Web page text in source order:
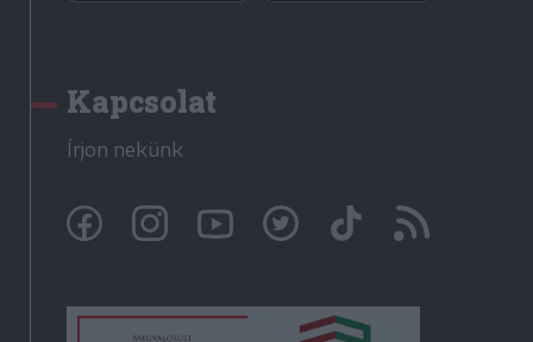
Kapcsolat
Írjon nekünk